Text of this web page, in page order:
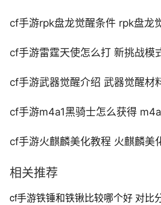
cf手游rpk盘龙觉醒条件 rpk盘龙
cf手游雷霆天使怎么打 新挑战模
cf手游武器觉醒介绍 武器觉醒材
cf手游m4a1黑骑士怎么获得
cf手游火麒麟美化教程 火麒麟美
相关推荐
cf手游铁锤和铁锹比较哪个好 对比